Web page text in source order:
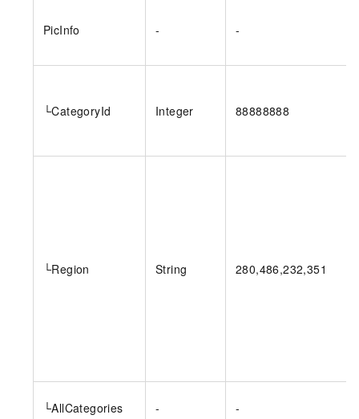
PicInfo - -
└CategoryId Integer 88888888
└Region String 280,486,232,351
└AllCategories - -